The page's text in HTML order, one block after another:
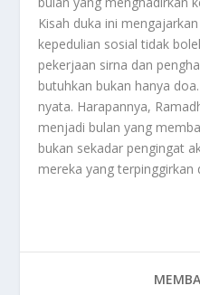
Kisah duka ini
kepedulian sosial tidak
pekerjaan sirna dan
butuhkan bukan hanya
nyata. Harapannya,
menjadi bulan yang
bukan sekadar pengingat
mereka yang